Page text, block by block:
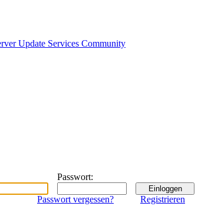
Passwort:
Registrieren
Passwort vergessen?